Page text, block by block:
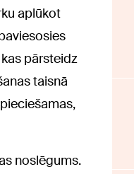
aplūkot
pārsteidz
taisnā
noslēgums.